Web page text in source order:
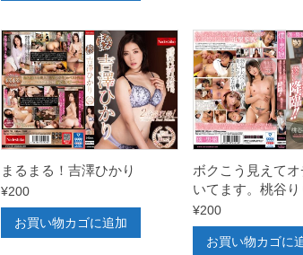
まるまる！吉澤ひかり
¥200
お買い物カゴに追加
ボクこう見えて
いてます。桃谷り
¥200
お買い物カゴに